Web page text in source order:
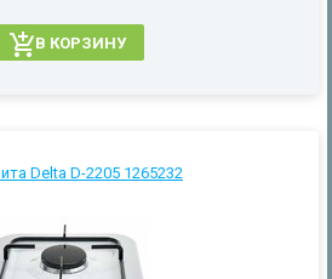
В КОРЗИНУ
Delta D-2205 1265232